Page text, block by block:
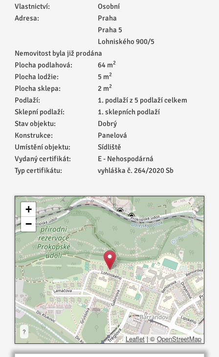
Vlastnictví:
Osobní
Adresa:
Praha
Praha 5
Lohniského 900/5
Nemovitost byla již prodána
Plocha podlahová:
64 m2
Plocha lodžie: 5 m2
Plocha sklepa: 2 m2
Podlaží:
1. podlaží z 5 podlaží celkem
Sklepní podlaží:
1. sklepních podlaží
Stav objektu:
Dobrý
Konstrukce:
Panelová
Umístění objektu:
Sídliště
Vydaný certifikát:
E - Nehospodárná
Typ certifikátu:
vyhláška č. 264/2020 Sb
+
−
?
Leaflet |© OpenStreetMap